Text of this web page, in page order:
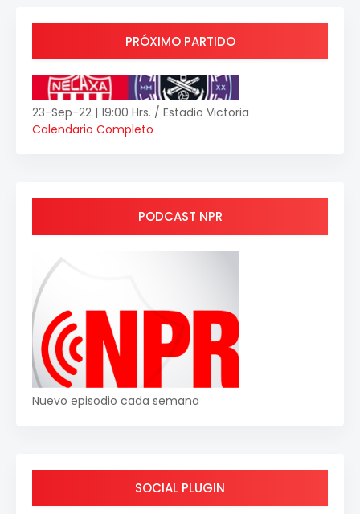
PRÓXIMO PARTIDO
23-Sep-22 | 19:00 Hrs. / Estadio Victoria
Calendario Completo
PODCAST NPR
Nuevo episodio cada semana
SOCIAL PLUGIN